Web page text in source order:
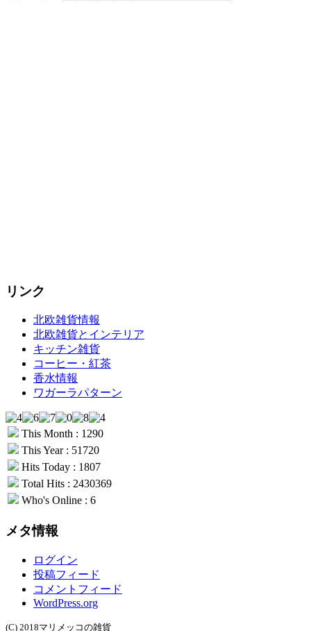
リンク
北欧雑貨情報
北欧雑貨とインテリア
キッチン雑貨
コーヒー・紅茶
香水情報
ワガーラパターン
This Month : 1290
This Year : 51720
Hits Today : 1807
Total Hits : 2430369
Who's Online : 6
メタ情報
ログイン
投稿フィード
コメントフィード
WordPress.org
(C) 2018マリメッコの雑貨